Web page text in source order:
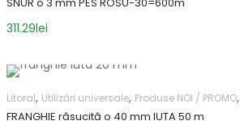
311.29lei
Litoral, Utilizări universale, Produse NOI / PROMO,
FRANGHIE răsucită o 40 mm IUTA 50 m